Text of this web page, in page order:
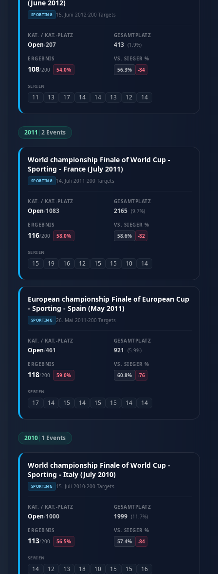
(June 2012)
SPORTING 15. Juni 2012·200 Targets
KAT. / KAT.-PLATZ
Open/207
GESAMTPLATZ
413 (1.9%)
ERGEBNIS
108/200 54.0%
VS. SIEGER %
56.3%
-84
SERIEN
11 13 17 14 14 13 12 14
2011 |2 Events
World championship Finale of World Cup -
Sporting - France (July 2011)
SPORTING 14. Juli 2011 ·200 Targets
KAT. / KAT.-PLATZ
Open/1083
GESAMTPLATZ
2165 (9.7%)
ERGEBNIS
116/200 58.0%
VS. SIEGER %
58.6%
-82
SERIEN
15 19 16 12 15 15 10 14
European championship Finale of European Cup
- Sporting - Spain (May 2011)
SPORTING 26. Mai 2011 ·200 Targets
KAT. / KAT.-PLATZ
Open/461
GESAMTPLATZ
921
(5.9%)
ERGEBNIS
118/200 59.0%
VS. SIEGER %
60.8%
-76
SERIEN
17 14 15 14 15 15 14 14
2010| 1 Events
World championship Finale of World Cup -
Sporting - Italy (July 2010)
SPORTING 15. Juli 2010·200 Targets
KAT. / KAT.-PLATZ
Open/1000
GESAMTPLATZ
1999 (11.7%)
ERGEBNIS
113/200 56.5%
VS. SIEGER %
57.4%
-84
SERIEN
14 12 13 18 10 15 15 16